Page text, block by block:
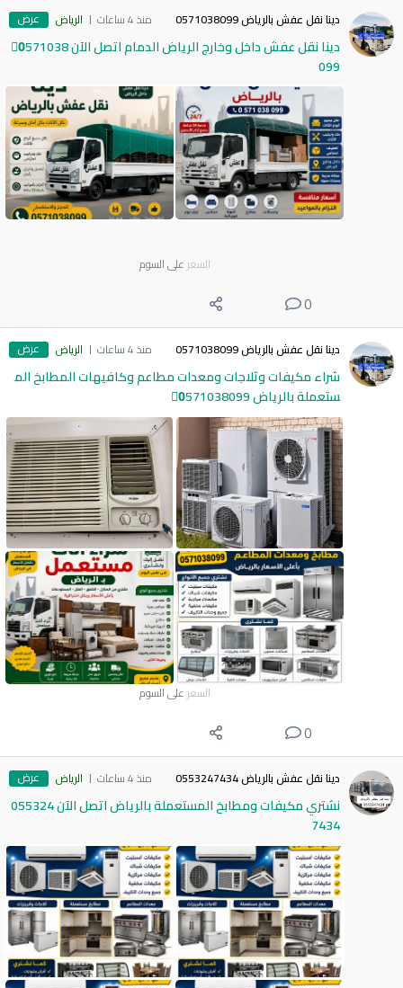
دينا نقل عفش بالرياض 0571038099 منذ 4 ساعات الرياض عرض
دينا نقل عفش داخل وخارج الرياض الدمام اتصل الآن 0َ571038
099
السعر على السوم
0
دينا نقل عفش بالرياض 0571038099 منذ 4 ساعات الرياض عرض
شراء مكيفات وثلاجات ومعدات مطاعم وكافيهات المطابخ الم
ستعملة بالرياض 0َ571038099
السعر على السوم
0
دينا نقل عفش بالرياض 0553247434 منذ 4 ساعات الرياض عرض
نشتري مكيفات ومطابخ المستعملة بالرياض اتصل الآن 055324
7434